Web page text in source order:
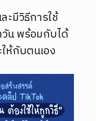
ะมีวิธีการใช้
น พร้อมกับได้
ห้กับตนเอง